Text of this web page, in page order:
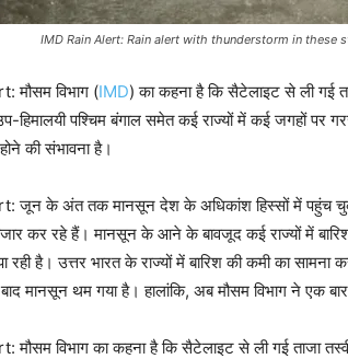
IMD Rain Alert: Rain alert with thunderstorm in these
मौसम विभाग (IMD) का कहना है कि सैटेलाइट से ली गई
उप-हिमालयी पश्चिम बंगाल समेत कई राज्यों में कई जगहों
की संभावना है।
जून के अंत तक मानसून देश के अधिकांश हिस्सों में पहुंच
कर रहे हैं। मानसून के आने के बावजूद कई राज्यों में
रही है। उत्तर भारत के राज्यों में बारिश की कमी का
मानसून थम गया है। हालांकि, अब मौसम विभाग ने एक बार
विभाग का कहना है कि सैटेलाइट से ली गई ताजा